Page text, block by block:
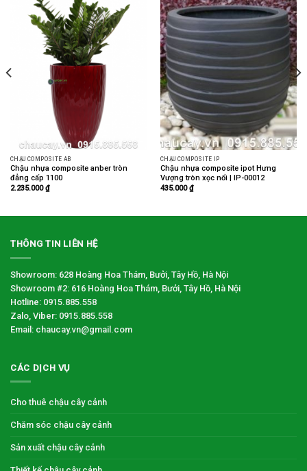
CHẬU COMPOSITE AB
Chậu nhựa composite anber tròn
đẳng cấp 1100
2.235.000₫
CHẬU COMPOSITE IP
Chậu nhựa composite ipot Hưng
Vượng tròn xọc nổi | IP-00012
435.000₫
THÔNG TIN LIÊN HỆ
Showroom: 628 Hoàng Hoa Thám, Bưởi, Tây Hồ, Hà Nội
Showroom #2: 616 Hoàng Hoa Thám, Bưởi, Tây Hồ, Hà Nội
Hotline: 0915.885.558
Zalo, Viber: 0915.885.558
Email: chaucay.vn@gmail.com
CÁC DỊCH VỤ
Cho thuê chậu cây cảnh
Chăm sóc chậu cây cảnh
Sản xuất chậu cây cảnh